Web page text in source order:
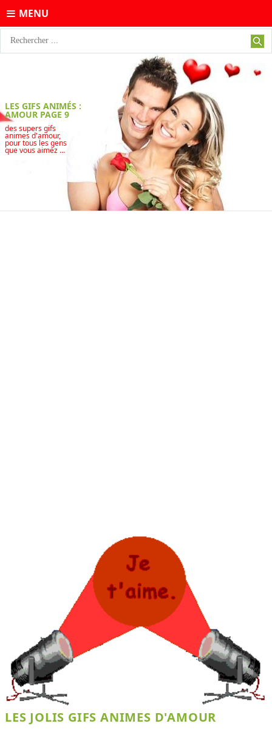
MENU
LES GIFS ANIMÉS :
AMOUR PAGE 9
des supers gifs
animes d'amour,
pour tous les gens
que vous aimez ...
LES JOLIS GIFS ANIMES D'AMOUR